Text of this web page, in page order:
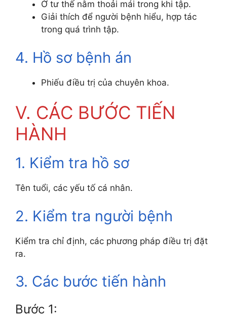
Ở tư thế nằm thoải mái trong khi tập.
Giải thích để người bệnh hiểu, hợp tác
trong quá trình tập.
4. Hồ sơ bệnh án
Phiếu điều trị của chuyên khoa.
V. CÁC BƯỚC TIẾN
HÀNH
1. Kiểm tra hồ sơ
Tên tuổi, các yếu tố cá nhân.
2. Kiểm tra người bệnh
Kiểm tra chỉ định, các phương pháp điều trị đặt
ra.
3. Các bước tiến hành
Bước 1: